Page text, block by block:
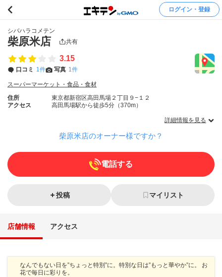
ログイン・登録
シバハラコメテン
柴原米店 共有
3.15
口コミ 1件 写真 1件
スーパーマーケット・食品・食材
住所
東京都新宿区高田馬場２丁目９−１２
アクセス
高田馬場駅から徒歩5分（370m）
詳細情報を見る
柴原米店のオーナー様ですか？
電話する
投稿 マイリスト
店舗情報 アクセス
なんでもない日を”ちょっと特別”に。特別な日は”もっと華やか”に。 お
花で毎日に彩りを。